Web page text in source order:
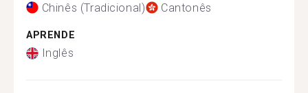
Chinês (Tradicional) Cantonês
APRENDE
Inglês